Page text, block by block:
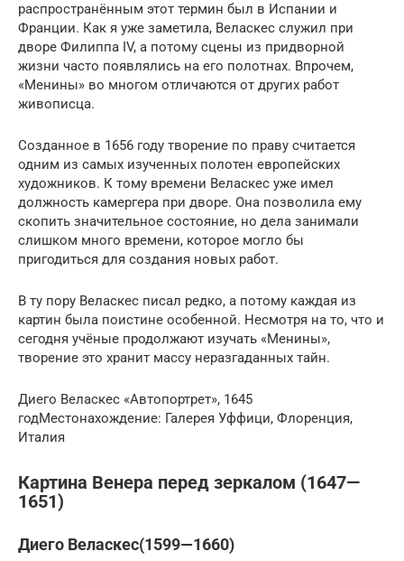
распространённым этот термин был в Испании и
Франции. Как я уже заметила, Веласкес служил при
дворе Филиппа IV, а потому сцены из придворной
жизни часто появлялись на его полотнах. Впрочем,
«Менины» во многом отличаются от других работ
живописца.
Созданное в 1656 году творение по праву считается
одним из самых изученных полотен европейских
художников. К тому времени Веласкес уже имел
должность камергера при дворе. Она позволила ему
скопить значительное состояние, но дела занимали
слишком много времени, которое могло бы
пригодиться для создания новых работ.
В ту пору Веласкес писал редко, а потому каждая из
картин была поистине особенной. Несмотря на то, что и
сегодня учёные продолжают изучать «Менины»,
творение это хранит массу неразгаданных тайн.
Диего Веласкес «Автопортрет», 1645
годМестонахождение: Галерея Уффици, Флоренция,
Италия
Картина Венера перед зеркалом (1647—
1651)
Диего Веласкес(1599—1660)